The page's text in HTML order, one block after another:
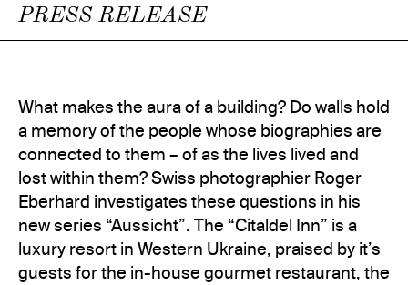
PRESS RELEASE
What makes the aura of a building? Do walls hold
a memory of the people whose biographies are
connected to them – of as the lives lived and
lost within them? Swiss photographier Roger
Eberhard investigates these questions in his
new series “Aussicht”. The “Citaldel Inn” is a
luxury resort in Western Ukraine, praised by it’s
guests for the in-house gourmet restaurant, the